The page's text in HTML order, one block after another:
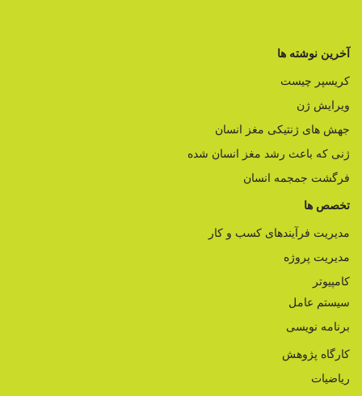
آخرین نوشته ها
کریسپر چیست
ویرایش ژن
جهش های ژنتیکی مغز انسان
ژنی که باعث رشد مغز انسان شده
فرگشت جمجمه انسان
تخصص ها
مدیریت فرآیندهای کسب و کار
مدیریت پروژه
کامپیوتر
سیستم عامل
برنامه نویسی
کارگاه پژوهش
ریاضیات